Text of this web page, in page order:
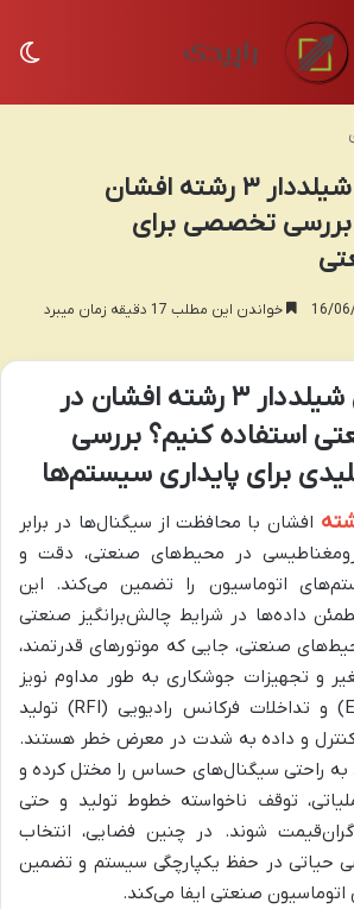
چرا باید از کابل شیلددار ۳ رشته افشان
بررسی تخصصی برای
خواندن این مطلب 17 دقیقه زمان میبرد
چرا باید از کابل شیلددار ۳ رشته افشان در
استفاده کنیم؟ بررسی
برای پایداری سیستم‌ها
افشان با محافظت از سیگنال‌ها در برابر
در محیط‌های صنعتی، دقت و
اتوماسیون را تضمین می‌کند. این
داده‌ها در شرایط چالش‌برانگیز صنعتی
صنعتی، جایی که موتورهای قدرتمند،
و تجهیزات جوشکاری به طور مداوم نویز
الکترومغناطیسی (EMI) و تداخلات فرکانس رادیویی (RFI) تولید
و داده به شدت در معرض خطر هستند.
به راحتی سیگنال‌های حساس را مختل کرده و
توقف ناخواسته خطوط تولید و حتی
شوند. در چنین فضایی، انتخاب
حیاتی در حفظ یکپارچگی سیستم و تضمین
صنعتی ایفا می‌کند.